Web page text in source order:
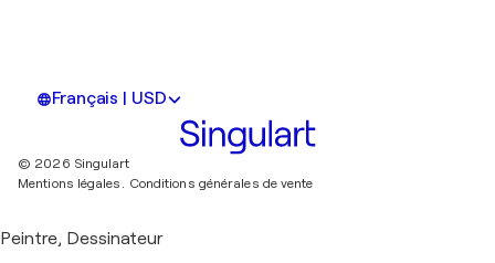
Français | USD
© 2026 Singulart
Mentions légales. Conditions générales de vente
Peintre, Dessinateur